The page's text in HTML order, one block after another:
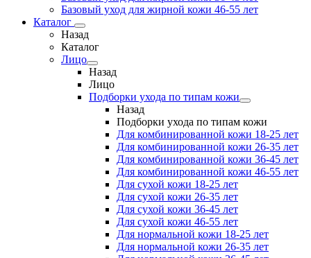
Базовый уход для жирной кожи 46-55 лет
Каталог
Назад
Каталог
Лицо
Назад
Лицо
Подборки ухода по типам кожи
Назад
Подборки ухода по типам кожи
Для комбинированной кожи 18-25 лет
Для комбинированной кожи 26-35 лет
Для комбинированной кожи 36-45 лет
Для комбинированной кожи 46-55 лет
Для сухой кожи 18-25 лет
Для сухой кожи 26-35 лет
Для сухой кожи 36-45 лет
Для сухой кожи 46-55 лет
Для нормальной кожи 18-25 лет
Для нормальной кожи 26-35 лет